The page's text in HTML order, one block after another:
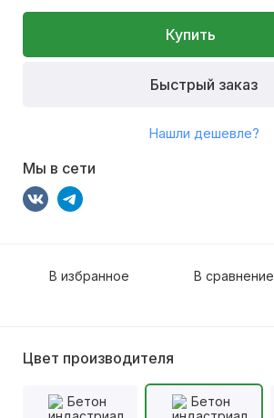
Купить
Быстрый заказ
Нашли дешевле?
Мы в сети
В избранное В сравнение
Цвет производителя